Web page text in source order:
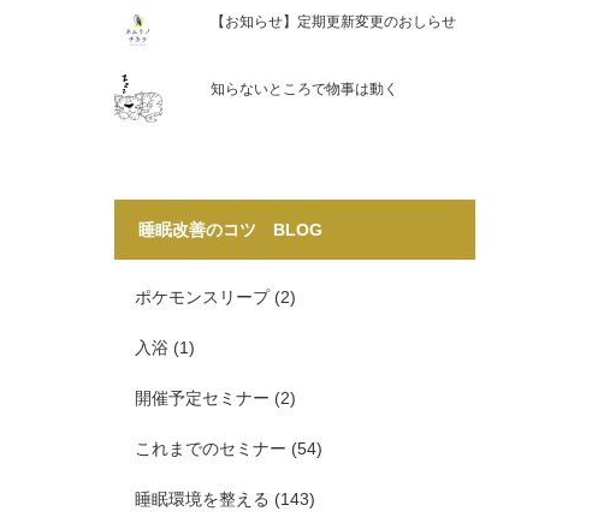
【お知らせ】定期更新変更のおしらせ
知らないところで物事は動く
睡眠改善のコツ BLOG
ポケモンスリープ(2)
入浴 (1)
開催予定セミナー (2)
これまでのセミナー (54)
睡眠環境を整える (143)